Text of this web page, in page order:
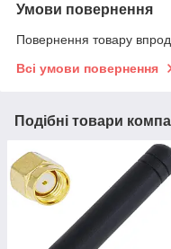
Умови повернення
Повернення товару
Всі умови повернення
Подібні товари